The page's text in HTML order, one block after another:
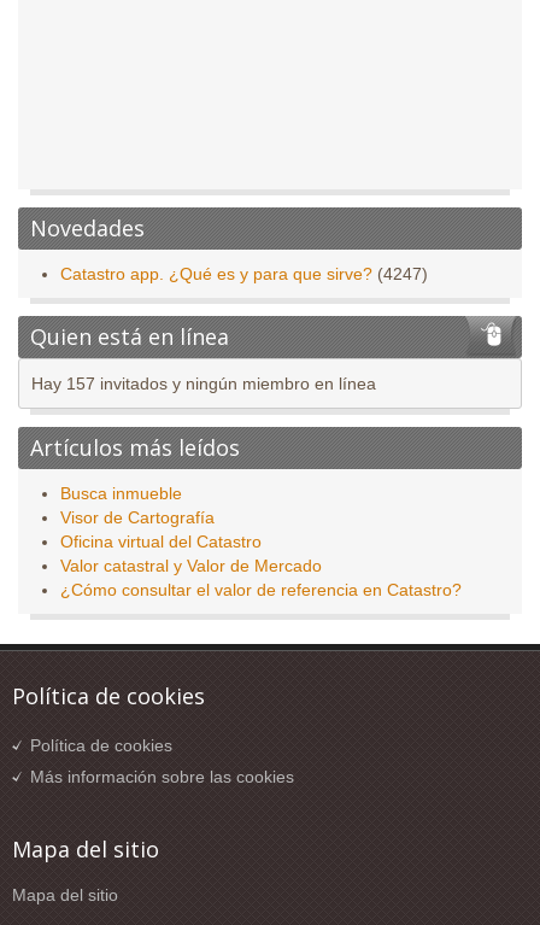
Novedades
Catastro app. ¿Qué es y para que sirve? (4247)
Quien está en línea
Hay 157 invitados y ningún miembro en línea
Artículos más leídos
Busca inmueble
Visor de Cartografía
Oficina virtual del Catastro
Valor catastral y Valor de Mercado
¿Cómo consultar el valor de referencia en Catastro?
Política de cookies
Política de cookies
Más información sobre las cookies
Mapa del sitio
Mapa del sitio